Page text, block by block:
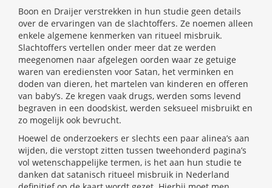
Boon en Draijer verstrekken in hun studie geen details
over de ervaringen van de slachtoffers. Ze noemen alleen
enkele algemene kenmerken van ritueel misbruik.
Slachtoffers vertellen onder meer dat ze werden
meegenomen naar afgelegen oorden waar ze getuige
waren van erediensten voor Satan, het verminken en
doden van dieren, het martelen van kinderen en offeren
van baby’s. Ze kregen vaak drugs, werden soms levend
begraven in een doodskist, werden seksueel misbruikt en
zo mogelijk ook bevrucht.
Hoewel de onderzoekers er slechts een paar alinea’s aan
wijden, die verstopt zitten tussen tweehonderd pagina’s
vol wetenschappelijke termen, is het aan hun studie te
danken dat satanisch ritueel misbruik in Nederland